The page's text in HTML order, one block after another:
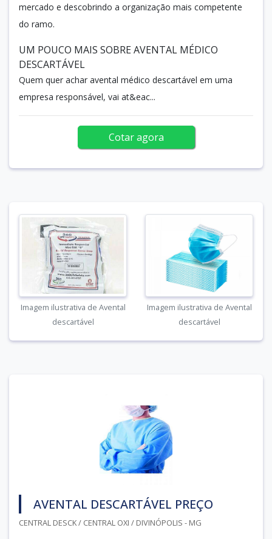
mercado e descobrindo a organização mais competente
do ramo.
UM POUCO MAIS SOBRE AVENTAL MÉDICO
DESCARTÁVEL
Quem quer achar avental médico descartável em uma
empresa responsável, vai at&eac...
Cotar agora
Imagem ilustrativa de Avental
descartável
Imagem ilustrativa de Avental
descartável
AVENTAL DESCARTÁVEL PREÇO
CENTRAL DESCK / CENTRAL OXI / DIVINÓPOLIS - MG